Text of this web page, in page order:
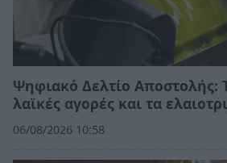
Ψηφιακό Δελτίο Αποστολής:
λαϊκές αγορές και τα
06/08/2026 10:58